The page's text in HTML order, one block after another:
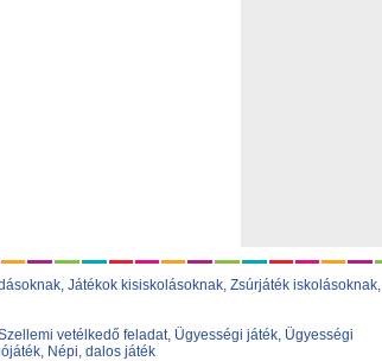
, Játékok kisiskolásoknak, Zsúrjáték iskolásoknak,
vetélkedő feladat, Ügyességi játék, Ügyességi
, Népi, dalos játék